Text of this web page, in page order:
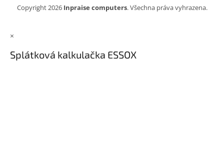
Copyright 2026 Inpraise computers. Všechna práva vyhrazena.
×
Splátková kalkulačka ESSOX